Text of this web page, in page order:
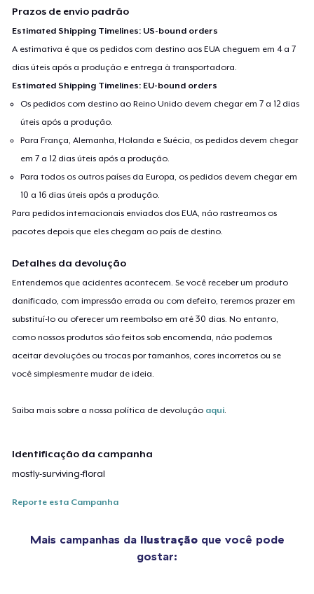
Prazos de envio padrão
Estimated Shipping Timelines: US-bound orders
A estimativa é que os pedidos com destino aos EUA cheguem em 4 a 7
dias úteis após a produção e entrega à transportadora.
Estimated Shipping Timelines: EU-bound orders
Os pedidos com destino ao Reino Unido devem chegar em 7 a 12 dias
úteis após a produção.
Para França, Alemanha, Holanda e Suécia, os pedidos devem chegar
em 7 a 12 dias úteis após a produção.
Para todos os outros países da Europa, os pedidos devem chegar em
10 a 16 dias úteis após a produção.
Para pedidos internacionais enviados dos EUA, não rastreamos os
pacotes depois que eles chegam ao país de destino.
Detalhes da devolução
Entendemos que acidentes acontecem. Se você receber um produto
danificado, com impressão errada ou com defeito, teremos prazer em
substituí-lo ou oferecer um reembolso em até 30 dias. No entanto,
como nossos produtos são feitos sob encomenda, não podemos
aceitar devoluções ou trocas por tamanhos, cores incorretos ou se
você simplesmente mudar de ideia.
Saiba mais sobre a nossa política de devolução aqui
Identificação da campanha
mostly-surviving-floral
Reporte esta Campanha
Mais campanhas da Ilustraçãoque você pode
gostar: